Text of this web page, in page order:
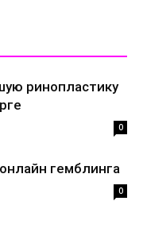
ринопластику
0
гемблинга
0